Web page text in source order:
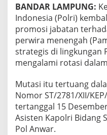
BANDAR LAMPUNG:
Indonesia (Polri)
promosi jabatan
perwira menengah
strategis di lingkungan
mengalami rotasi
Mutasi itu tertuang
Nomor ST/2781/XII/
tertanggal 15
Asisten Kapolri Bidang
Pol Anwar.